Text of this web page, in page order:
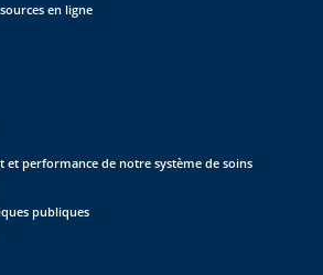
en ligne
et performance de notre système de soins
publiques